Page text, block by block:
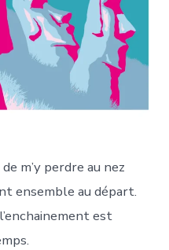
de m’y perdre au nez
ensemble au départ.
est